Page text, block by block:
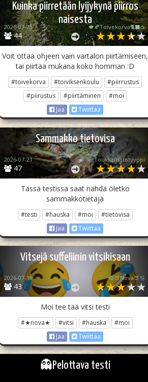
Kuinka piirretään lyijykynä piirros
naisesta
44
2026-07-25 🍁🍂Toivekorva🐈‍⬛☕
Voit ottaa ohjeen vain vartalon piirtämiseen,
tai piirtää mukana koko homman :D
#toivekorva #toiviksenkoulu
#piirrustus
#piirustus
#piirtäminen
#moi
Jaa
Twiittaa
Sammakko tietovisa
47
2026-07-21 Toukkamatotyyppi
Tässä testissä saat nähdä oletko
sammakkotietäjä
#testi #hauska #moi
#tietovisa
Jaa
Twiittaa
Vitsejä suffeliinin vitsikisaan
43
2026-07-18 🌻🍑Nova🍑🫧
Moi tee tää vitsi testi
#★nova★ #vitsi #hauska
#moi
Jaa
Twiittaa
👻Pelottava testi